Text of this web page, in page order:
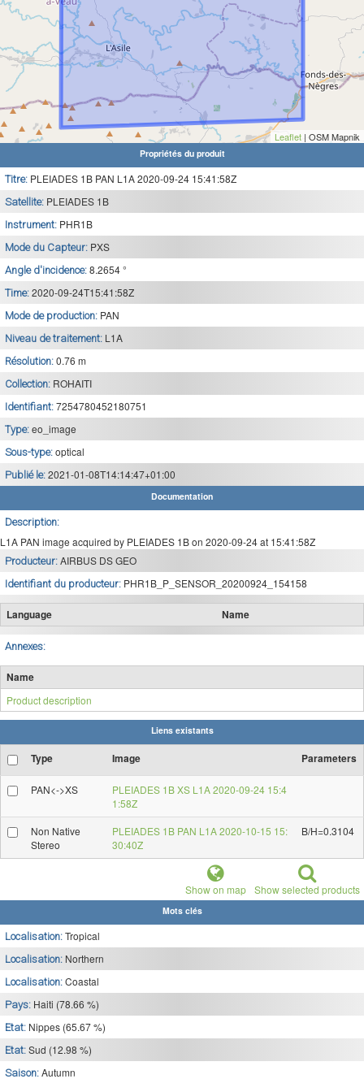
Leaflet | OSM Mapnik
Propriétés du produit
Titre: PLEIADES 1B PAN L1A 2020-09-24 15:41:58Z
Satellite: PLEIADES 1B
Instrument: PHR1B
Mode du Capteur: PXS
Angle d'incidence: 8.2654 °
Time: 2020-09-24T15:41:58Z
Mode de production: PAN
Niveau de traitement: L1A
Résolution: 0.76 m
Collection: ROHAITI
Identifiant: 7254780452180751
Type: eo_image
Sous-type: optical
Publié le: 2021-01-08T14:14:47+01:00
Documentation
Description:
L1A PAN image acquired by PLEIADES 1B on 2020-09-24 at 15:41:58Z
Producteur: AIRBUS DS GEO
Identifiant du producteur: PHR1B_P_SENSOR_20200924_154158
Language Name
Annexes:
Name
Product description
Liens existants
Type Image Parameters
PAN<->XS
PLEIADES 1B XS L1A 2020-09-24 15:4
1:58Z
Non Native
Stereo
PLEIADES 1B PAN L1A 2020-10-15 15:
30:40Z
B/H=0.3104
Show on map Show selected products
Mots clés
Localisation: Tropical
Localisation: Northern
Localisation: Coastal
Pays: Haiti (78.66 %)
Etat: Nippes (65.67 %)
Etat: Sud (12.98 %)
Saison: Autumn